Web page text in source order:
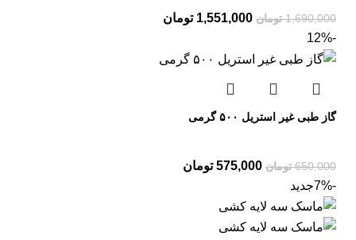
1,690,000 تومان 1,551,000 تومان
-12%
گاز طبی غیر استریل ۵۰۰ گرمی
650,000 تومان 575,000 تومان
-7%
جدید